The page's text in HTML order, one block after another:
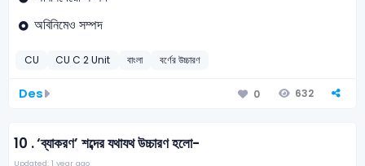
অবিনিমেও সম্পদ
CU CU C 2 Unit বাংলা বর্ণের উচ্চারণ
Des 0 632
10 .‘ব্যাকরণ’ শব্দের যথাযথ উচ্চারণ হলো-
Updated: 1 year ago